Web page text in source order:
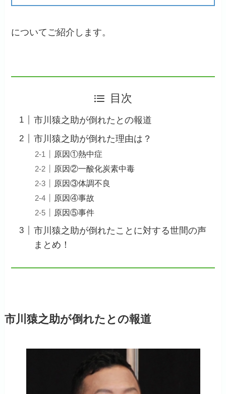
についてご紹介します。
目次
市川猿之助が倒れたとの報道
市川猿之助が倒れた理由は？
原因①熱中症
原因②一酸化炭素中毒
原因③体調不良
原因④事故
原因⑤事件
市川猿之助が倒れたことに対する世間の声
まとめ！
市川猿之助が倒れたとの報道